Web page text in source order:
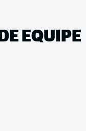
EQUIPE